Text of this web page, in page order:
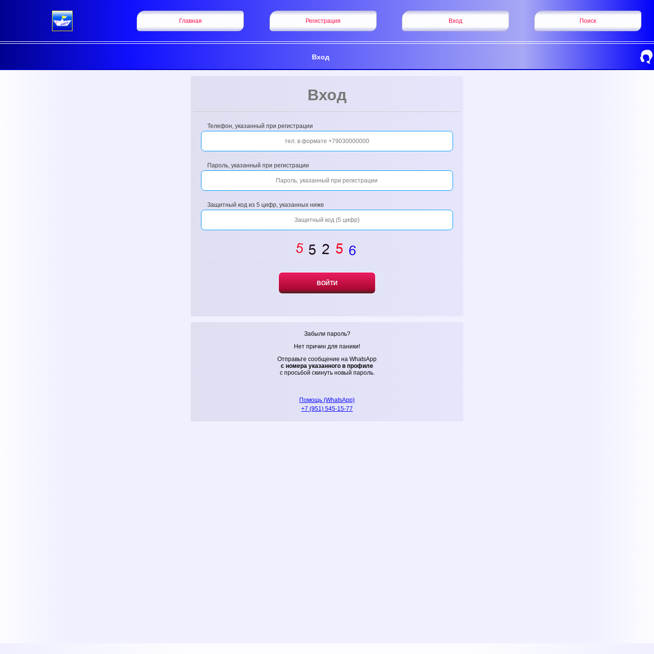
Главная Регистрация Вход Поиск
Вход
Вход
Телефон, указанный при регистрации
Пароль, указанный при регистрации
Защитный код из 5 цифр, указанных ниже
Забыли пароль?
Нет причин для паники!
Отправьте сообщение на WhatsApp
с номера указанного в профиле
с просьбой скинуть новый пароль.
Помощь (WhatsApp)
+7 (951) 545-15-77